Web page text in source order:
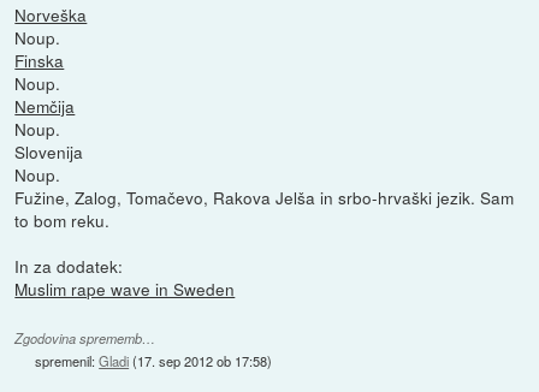
Norveška
Noup.
Finska
Noup.
Nemčija
Noup.
Slovenija
Noup.
Fužine, Zalog, Tomačevo, Rakova Jelša in srbo-hrvaški jezik. Sam
to bom reku.
In za dodatek:
Muslim rape wave in Sweden
Zgodovina sprememb…
spremenil:Gladi(17. sep 2012 ob 17:58)